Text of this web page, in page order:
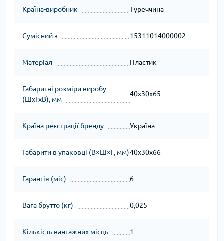
Країна-виробник Туреччина
Сумісний з 15311014000002
Матеріал Пластик
Габаритні розміри виробу
(ШхГхВ), мм
40х30х65
Країна реєстрації бренду Україна
Габарити в упаковці (В×Ш×Г, мм)40х30х66
Гарантія (міс) 6
Вага брутто (кг) 0,025
Кількість вантажних місць 1